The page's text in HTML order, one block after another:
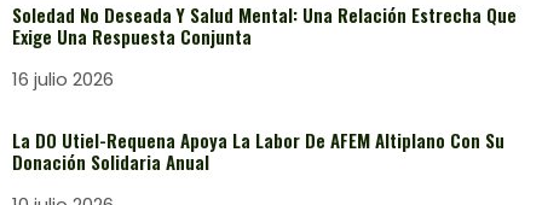
Soledad No Deseada Y Salud Mental: Una Relación Estrecha Que
Exige Una Respuesta Conjunta
16 julio 2026
La DO Utiel-Requena Apoya La Labor De AFEM Altiplano Con Su
Donación Solidaria Anual